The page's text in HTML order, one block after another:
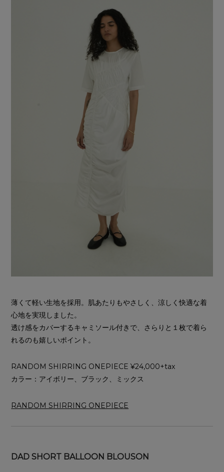
薄くて軽い生地を採用。肌あたりもやさしく、涼しく快適な着
心地を実現しました。
透け感をカバーするキャミソール付きで、さらりと１枚で着ら
れるのも嬉しいポイント。
RANDOM SHIRRING ONEPIECE ¥24,000+tax
カラー：アイボリー、ブラック、ミックス
RANDOM SHIRRING ONEPIECE
DAD SHORT BALLOON BLOUSON